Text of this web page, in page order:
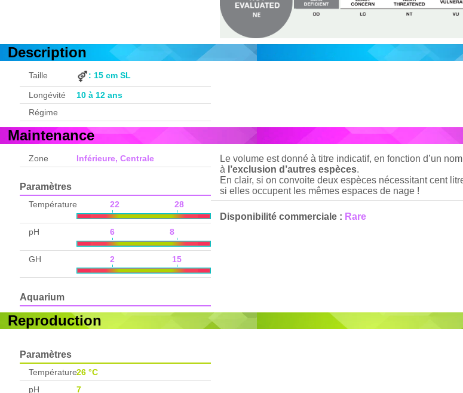
Description
Taille : 15 cm SL
Longévité
10 à 12 ans
Régime
Maintenance
Zone Inférieure, Centrale
Paramètres
Température 22 28
pH 6 8
GH 2 15
Aquarium
Le volume est donné à titre indicatif, en fonction d’un
à l’exclusion d’autres espèces.
En clair, si on convoite deux espèces nécessitant cent
si elles occupent les mêmes espaces de nage !
Disponibilité commerciale : Rare
Reproduction
Paramètres
Température26 °C
pH
7